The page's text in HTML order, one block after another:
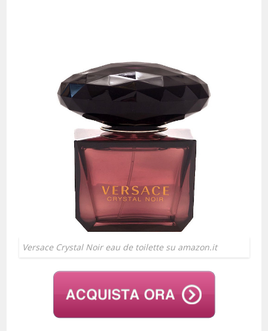
Versace Crystal Noir eau de toilette su amazon.it